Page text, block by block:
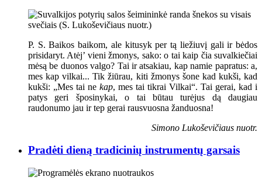
P. S. Baikos baikom, ale kitusyk per tą liežiuvį gali ir bėdos
prisidaryt. Atėj’ vieni žmonys, sako: o tai kaip čia suvalkiečiai
mėsą be duonos valgo? Tai ir atsakiau, kap namie papratus: a,
mes kap vilkai... Tik žiūrau, kiti žmonys šone kad kukši, kad
kukši: „Mes tai ne kap, mes tai tikrai Vilkai“. Tai gerai, kad i
patys geri šposinykai, o tai būtau turėjus dą daugiau
raudonumo jau ir tep gerai rausvuosna žanduosna!
Simono Lukoševičiaus nuotr.
Pradėti dieną tradicinių instrumentų garsais